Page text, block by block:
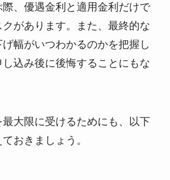
、優遇金利と適用金利だけで
があります。また、最終的な
幅がいつわかるのかを把握し
込み後に後悔することにもな
大限に受けるためにも、以下
おきましょう。